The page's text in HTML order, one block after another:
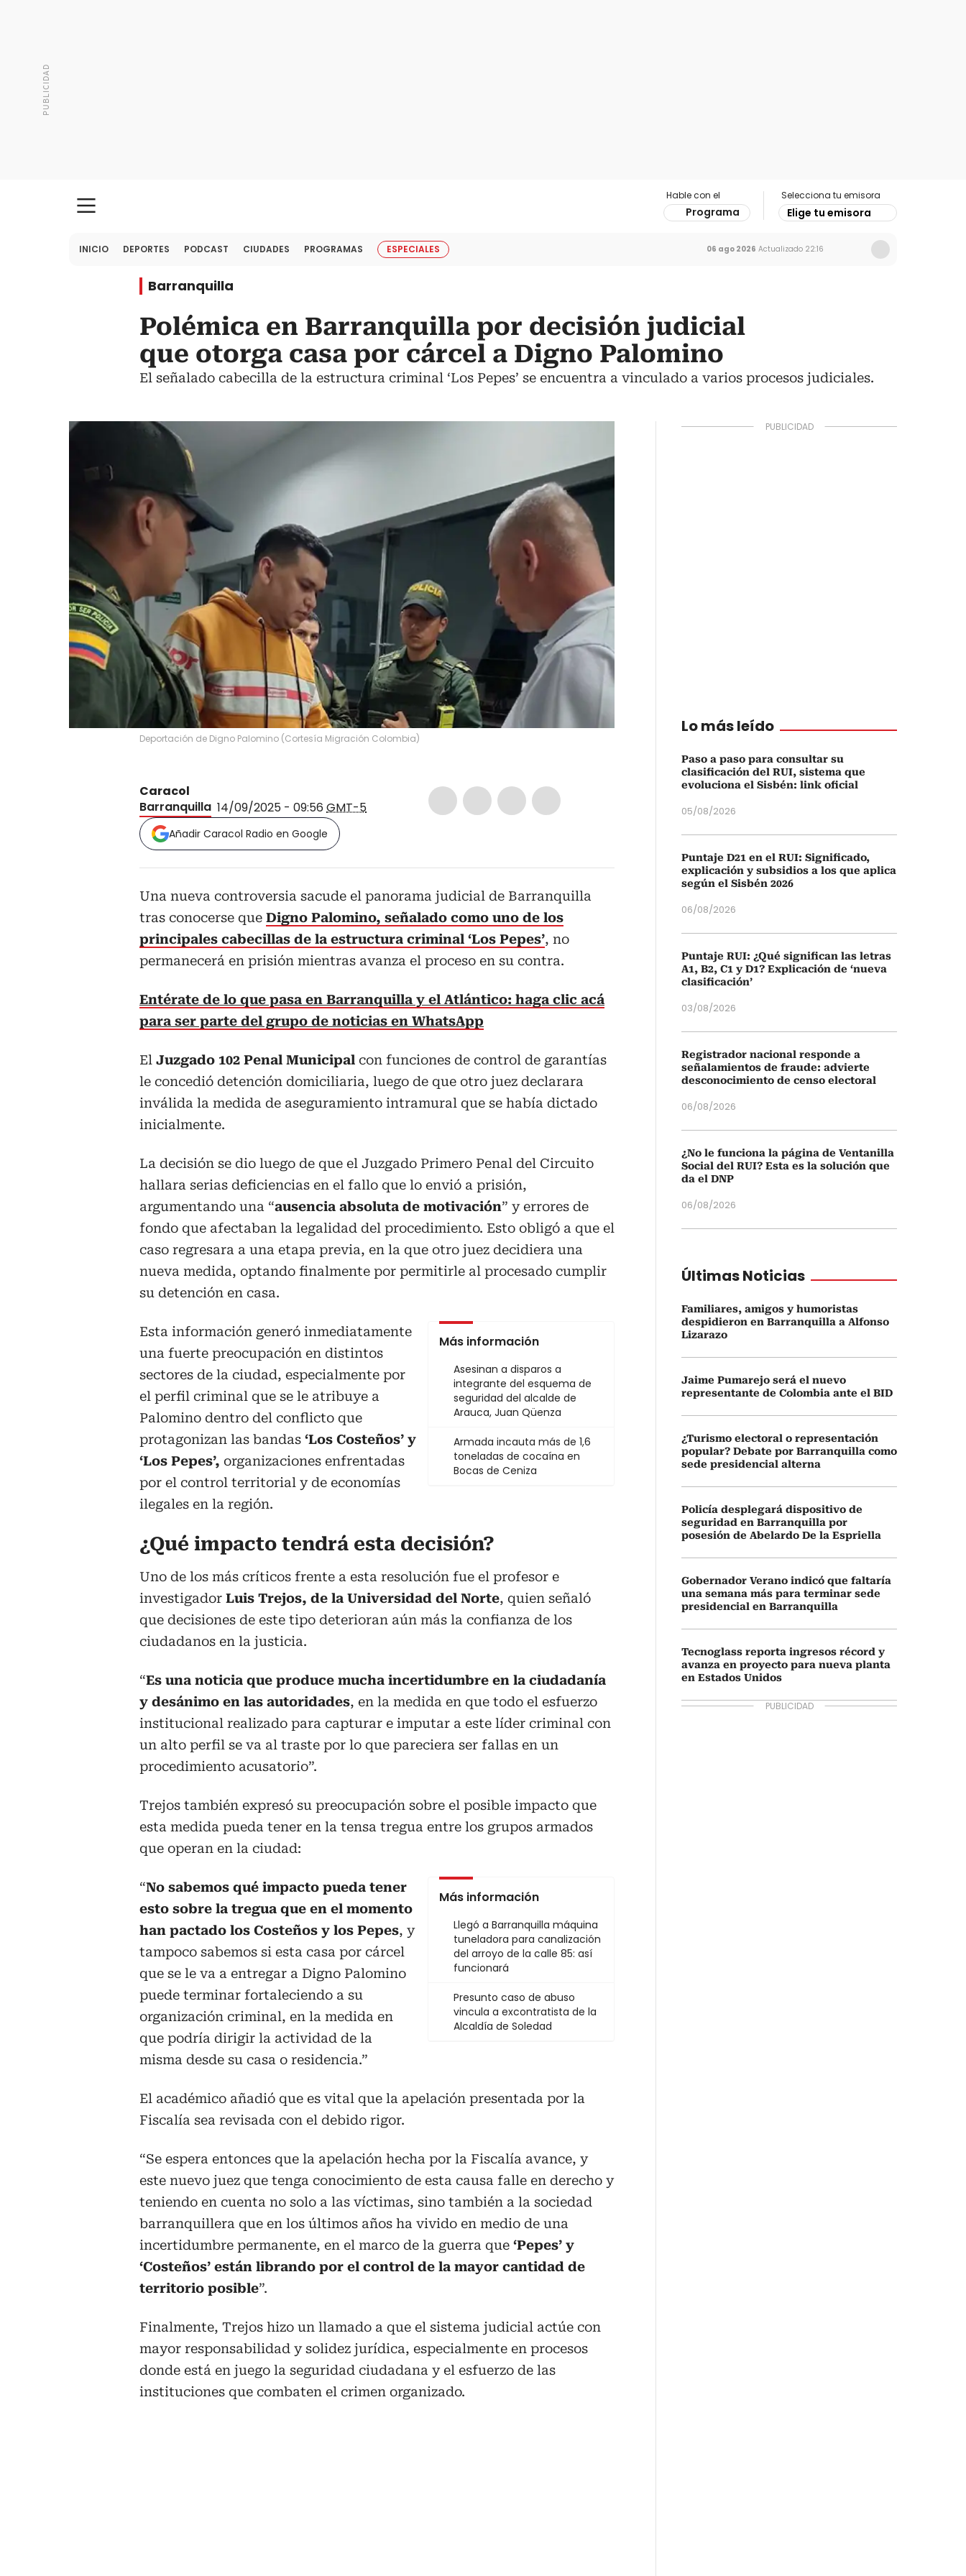
Hable con el
Programa
Selecciona tu emisora
Elige tu emisora
INICIO DEPORTES PODCAST CIUDADES PROGRAMAS ESPECIALES 06 ago 2026 Actualizado 22:16
Barranquilla
Polémica en Barranquilla por decisión judicial
que otorga casa por cárcel a Digno Palomino
El señalado cabecilla de la estructura criminal ‘Los Pepes’ se encuentra a vinculado a varios procesos judiciales.
Deportación de Digno Palomino (Cortesía Migración Colombia)
Caracol
Barranquilla 14/09/2025 - 09:56 GMT-5
Añadir Caracol Radio en Google
Una nueva controversia sacude el panorama judicial de Barranquilla
tras conocerse que Digno Palomino, señalado como uno de los
principales cabecillas de la estructura criminal ‘Los Pepes’, no
permanecerá en prisión mientras avanza el proceso en su contra.
Entérate de lo que pasa en Barranquilla y el Atlántico: haga clic acá
para ser parte del grupo de noticias en WhatsApp
El Juzgado 102 Penal Municipal con funciones de control de garantías
le concedió detención domiciliaria, luego de que otro juez declarara
inválida la medida de aseguramiento intramural que se había dictado
inicialmente.
La decisión se dio luego de que el Juzgado Primero Penal del Circuito
hallara serias deficiencias en el fallo que lo envió a prisión,
argumentando una “ausencia absoluta de motivación” y errores de
fondo que afectaban la legalidad del procedimiento. Esto obligó a que el
caso regresara a una etapa previa, en la que otro juez decidiera una
nueva medida, optando finalmente por permitirle al procesado cumplir
su detención en casa.
Más información
Asesinan a disparos a
integrante del esquema de
seguridad del alcalde de
Arauca, Juan Qüenza
Armada incauta más de 1,6
toneladas de cocaína en
Bocas de Ceniza
Esta información generó inmediatamente
una fuerte preocupación en distintos
sectores de la ciudad, especialmente por
el perfil criminal que se le atribuye a
Palomino dentro del conflicto que
protagonizan las bandas ‘Los Costeños’ y
‘Los Pepes’, organizaciones enfrentadas
por el control territorial y de economías
ilegales en la región.
¿Qué impacto tendrá esta decisión?
Uno de los más críticos frente a esta resolución fue el profesor e
investigador Luis Trejos, de la Universidad del Norte, quien señaló
que decisiones de este tipo deterioran aún más la confianza de los
ciudadanos en la justicia.
“Es una noticia que produce mucha incertidumbre en la ciudadanía
y desánimo en las autoridades, en la medida en que todo el esfuerzo
institucional realizado para capturar e imputar a este líder criminal con
un alto perfil se va al traste por lo que pareciera ser fallas en un
procedimiento acusatorio”.
Trejos también expresó su preocupación sobre el posible impacto que
esta medida pueda tener en la tensa tregua entre los grupos armados
que operan en la ciudad:
Más información
Llegó a Barranquilla máquina
tuneladora para canalización
del arroyo de la calle 85: así
funcionará
Presunto caso de abuso
vincula a excontratista de la
Alcaldía de Soledad
“No sabemos qué impacto pueda tener
esto sobre la tregua que en el momento
han pactado los Costeños y los Pepes, y
tampoco sabemos si esta casa por cárcel
que se le va a entregar a Digno Palomino
puede terminar fortaleciendo a su
organización criminal, en la medida en
que podría dirigir la actividad de la
misma desde su casa o residencia.”
El académico añadió que es vital que la apelación presentada por la
Fiscalía sea revisada con el debido rigor.
“Se espera entonces que la apelación hecha por la Fiscalía avance, y
este nuevo juez que tenga conocimiento de esta causa falle en derecho y
teniendo en cuenta no solo a las víctimas, sino también a la sociedad
barranquillera que en los últimos años ha vivido en medio de una
incertidumbre permanente, en el marco de la guerra que ‘Pepes’ y
‘Costeños’ están librando por el control de la mayor cantidad de
territorio posible”.
Finalmente, Trejos hizo un llamado a que el sistema judicial actúe con
mayor responsabilidad y solidez jurídica, especialmente en procesos
donde está en juego la seguridad ciudadana y el esfuerzo de las
instituciones que combaten el crimen organizado.
Lo más leído
Paso a paso para consultar su
clasificación del RUI, sistema que
evoluciona el Sisbén: link oficial
05/08/2026
Puntaje D21 en el RUI: Significado,
explicación y subsidios a los que aplica
según el Sisbén 2026
06/08/2026
Puntaje RUI: ¿Qué significan las letras
A1, B2, C1 y D1? Explicación de ‘nueva
clasificación’
03/08/2026
Registrador nacional responde a
señalamientos de fraude: advierte
desconocimiento de censo electoral
06/08/2026
¿No le funciona la página de Ventanilla
Social del RUI? Esta es la solución que
da el DNP
06/08/2026
Últimas Noticias
Familiares, amigos y humoristas
despidieron en Barranquilla a Alfonso
Lizarazo
Jaime Pumarejo será el nuevo
representante de Colombia ante el BID
¿Turismo electoral o representación
popular? Debate por Barranquilla como
sede presidencial alterna
Policía desplegará dispositivo de
seguridad en Barranquilla por
posesión de Abelardo De la Espriella
Gobernador Verano indicó que faltaría
una semana más para terminar sede
presidencial en Barranquilla
Tecnoglass reporta ingresos récord y
avanza en proyecto para nueva planta
en Estados Unidos